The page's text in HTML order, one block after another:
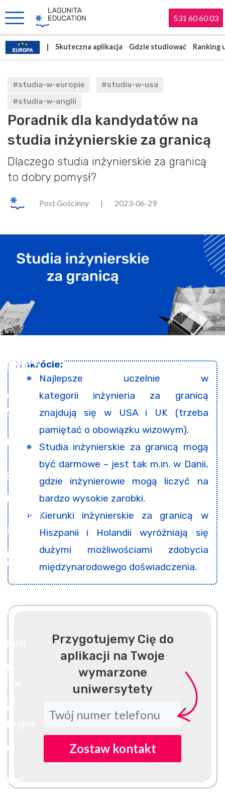
531 60 60 03
| Skuteczna aplikacja Gdzie studiować Ranking
#studia-w-europie
#studia-w-usa
#studia-w-anglii
Poradnik dla kandydatów na
studia inżynierskie za granicą
Dlaczego studia inżynierskie za granicą
to dobry pomysł?
Post Gościnny | 2023-06-29
Najlepsze uczelnie w
kategorii inżynieria za granicą
znajdują się w USA i UK (trzeba
pamiętać o obowiązku wizowym).
Studia inżynierskie za granicą mogą
być darmowe – jest tak m.in. w Danii,
gdzie inżynierowie mogą liczyć na
bardzo wysokie zarobki.
Kierunki inżynierskie za granicą w
Hiszpanii i Holandii wyróżniają się
dużymi możliwościami zdobycia
międzynarodowego doświadczenia.
Przygotujemy Cię do
aplikacji na Twoje
wymarzone
uniwersytety
Zostaw kontakt